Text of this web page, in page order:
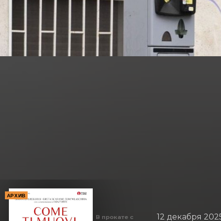
АРХИВ
В прокате с 12 декабря